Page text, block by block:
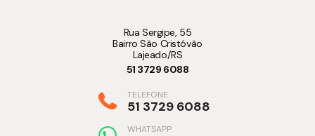
Rua Sergipe, 55
Bairro São Cristóvão
Lajeado/RS
51 3729 6088
TELEFONE
51 3729 6088
WHATSAPP